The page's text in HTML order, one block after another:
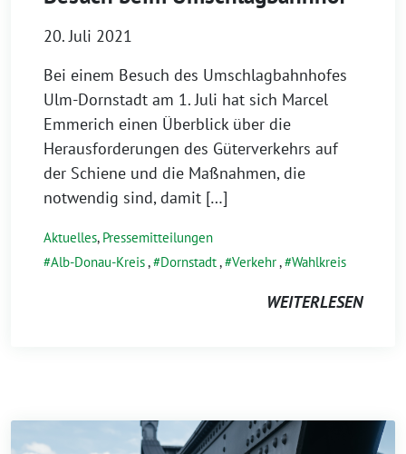
20. Juli 2021
Bei einem Besuch des Umschlagbahnhofes
Ulm-Dornstadt am 1. Juli hat sich Marcel
Emmerich einen Überblick über die
Herausforderungen des Güterverkehrs auf
der Schiene und die Maßnahmen, die
notwendig sind, damit […]
Aktuelles, Pressemitteilungen
Alb-Donau-Kreis, Dornstadt, Verkehr, Wahlkreis
WEITERLESEN